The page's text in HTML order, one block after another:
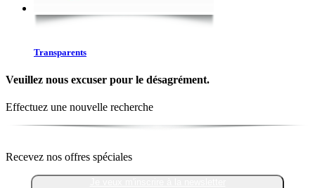
Transparents
Veuillez nous excuser pour le désagrément.
Effectuez une nouvelle recherche
Recevez nos offres spéciales